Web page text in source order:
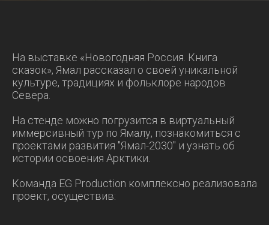
На выставке «Новогодняя Россия. Книга
сказок», Ямал рассказал о своей уникальной
культуре, традициях и фольклоре народов
Севера.
На стенде можно погрузится в виртуальный
иммерсивный тур по Ямалу, познакомиться с
проектами развития "Ямал-2030" и узнать об
истории освоения Арктики.
Команда EG Production комплексно реализовала
проект, осуществив: